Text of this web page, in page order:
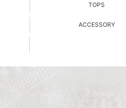
TOPS
ACCESSORY